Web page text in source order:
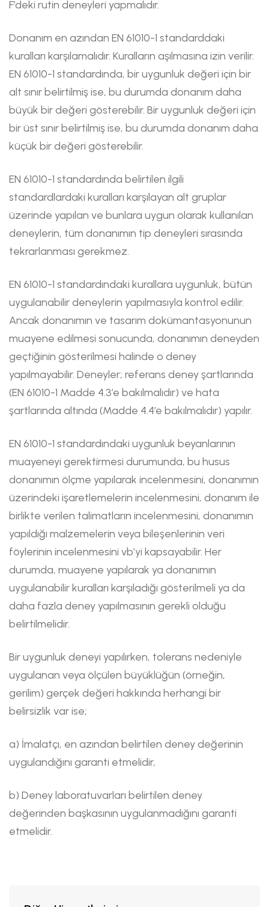
F’deki rutin deneyleri yapmalıdır.
Donanım en azından EN 61010-1 standarddaki
kuralları karşılamalıdır. Kuralların aşılmasına izin verilir.
EN 61010-1 standardında, bir uygunluk değeri için bir
alt sınır belirtilmiş ise, bu durumda donanım daha
büyük bir değeri gösterebilir. Bir uygunluk değeri için
bir üst sınır belirtilmiş ise, bu durumda donanım daha
küçük bir değeri gösterebilir.
EN 61010-1 standardında belirtilen ilgili
standardlardaki kuralları karşılayan alt gruplar
üzerinde yapılan ve bunlara uygun olarak kullanılan
deneylerin, tüm donanımın tip deneyleri sırasında
tekrarlanması gerekmez.
EN 61010-1 standardındaki kurallara uygunluk, bütün
uygulanabilir deneylerin yapılmasıyla kontrol edilir.
Ancak donanımın ve tasarım dokümantasyonunun
muayene edilmesi sonucunda, donanımın deneyden
geçtiğinin gösterilmesi halinde o deney
yapılmayabilir. Deneyler; referans deney şartlarında
(EN 61010-1 Madde 4.3’e bakılmalıdır) ve hata
şartlarında altında (Madde 4.4’e bakılmalıdır) yapılır.
EN 61010-1 standardındaki uygunluk beyanlarının
muayeneyi gerektirmesi durumunda, bu husus
donanımın ölçme yapılarak incelenmesini, donanımın
üzerindeki işaretlemelerin incelenmesini, donanım ile
birlikte verilen talimatların incelenmesini, donanımın
yapıldığı malzemelerin veya bileşenlerinin veri
föylerinin incelenmesini vb’yi kapsayabilir. Her
durumda, muayene yapılarak ya donanımın
uygulanabilir kuralları karşıladığı gösterilmeli ya da
daha fazla deney yapılmasının gerekli olduğu
belirtilmelidir.
Bir uygunluk deneyi yapılırken, tolerans nedeniyle
uygulanan veya ölçülen büyüklüğün (örneğin,
gerilim) gerçek değeri hakkında herhangi bir
belirsizlik var ise;
a) İmalatçı, en azından belirtilen deney değerinin
uygulandığını garanti etmelidir,
b) Deney laboratuvarları belirtilen deney
değerinden başkasının uygulanmadığını garanti
etmelidir.